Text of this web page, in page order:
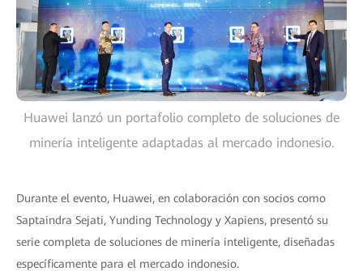
Huawei lanzó un portafolio completo de soluciones de
minería inteligente adaptadas al mercado indonesio.
Durante el evento, Huawei, en colaboración con socios como
Saptaindra Sejati, Yunding Technology y Xapiens, presentó su
serie completa de soluciones de minería inteligente, diseñadas
específicamente para el mercado indonesio.